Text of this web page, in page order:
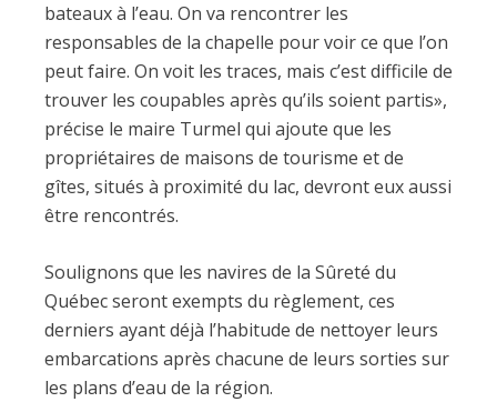
bateaux à l’eau. On va rencontrer les
responsables de la chapelle pour voir ce que l’on
peut faire. On voit les traces, mais c’est difficile de
trouver les coupables après qu’ils soient partis»,
précise le maire Turmel qui ajoute que les
propriétaires de maisons de tourisme et de
gîtes, situés à proximité du lac, devront eux aussi
être rencontrés.
Soulignons que les navires de la Sûreté du
Québec seront exempts du règlement, ces
derniers ayant déjà l’habitude de nettoyer leurs
embarcations après chacune de leurs sorties sur
les plans d’eau de la région.